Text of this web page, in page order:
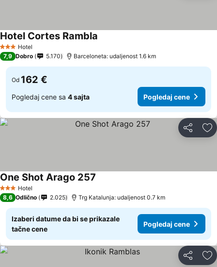
3 Zvezdice
Hotel
Hotel Cortes Rambla
7,9 Dobro 5.170 Barceloneta: udaljenost 1.6 km
Od 162 €
Pogledaj cene sa 4 sajta Pogledaj cene
Deli
3 Zvezdice
Hotel
One Shot Arago 257
8,6 Odlično 2.025 Trg Katalunja: udaljenost 0.7 km
Izaberi datume da bi se prikazale
tačne cene
Pogledaj cene
Deli